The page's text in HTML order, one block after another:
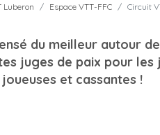
Luberon Espace VTT-FFC Circuit
du meilleur autour
juges de paix pour les
et cassantes !